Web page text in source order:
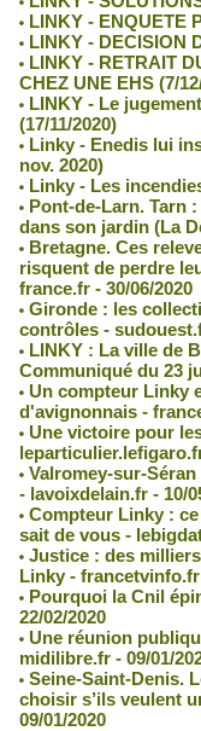
LINKY - ENQUETE
LINKY - DECISION
LINKY - RETRAIT
CHEZ UNE EHS (7/
LINKY - Le
(17/11/2020)
Linky - Enedis lui
nov. 2020)
Linky - Les
Pont-de-Larn. Tarn
dans son jardin (La
Bretagne. Ces
risquent de perdre
france.fr - 30/06/2020
Gironde : les
contrôles -
LINKY : La ville de
Communiqué du 23
Un compteur Linky
d'avignonnais -
Une victoire pour
Valromey-sur-
- lavoixdelain.fr - 10/
Compteur Linky :
sait de vous -
Justice : des
Linky - francetvinfo.fr
Pourquoi la Cnil
22/02/2020
Une réunion
midilibre.fr - 09/01/
Seine-Saint-Denis.
choisir s’ils veulent
09/01/2020